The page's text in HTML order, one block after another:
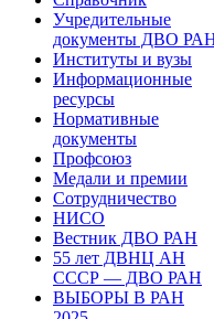
Учредительные
документы ДВО
Институты и вузы
Информационные
ресурсы
Нормативные
документы
Профсоюз
Медали и премии
Сотрудничество
НИСО
Вестник ДВО РАН
55 лет ДВНЦ АН
СССР — ДВО РАН
ВЫБОРЫ В РАН